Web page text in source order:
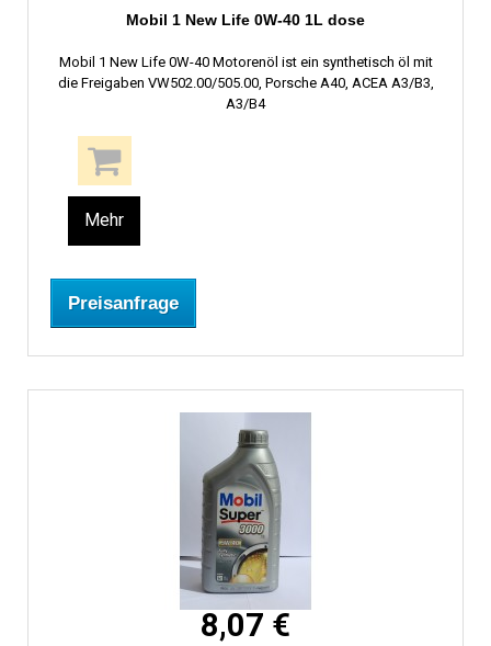
Mobil 1 New Life 0W-40 1L dose
Mobil 1 New Life 0W-40 Motorenöl ist ein synthetisch öl mit
die Freigaben VW502.00/505.00, Porsche A40, ACEA A3/B3,
A3/B4
Mehr
Preisanfrage
8,07 €